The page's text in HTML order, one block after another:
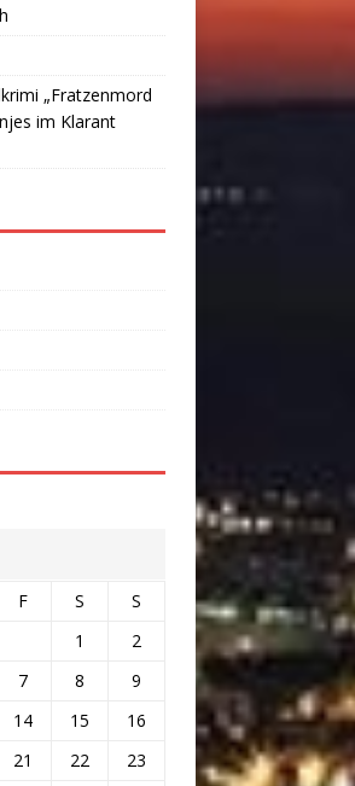
„Fratzenmord
im Klarant
F S
S
1
2
7 8
9
14 15
16
21 22
23